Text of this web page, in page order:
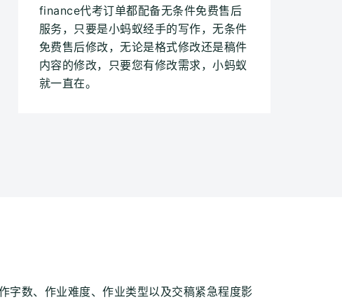
finance代考订单都配备无条件免费售后
服务，只要是小蚂蚁经手的写作，无条件
免费售后修改，无论是格式修改还是稿件
内容的修改，只要您有修改需求，小蚂蚁
就一直在。
字数、作业难度、作业类型以及交稿紧急程度影